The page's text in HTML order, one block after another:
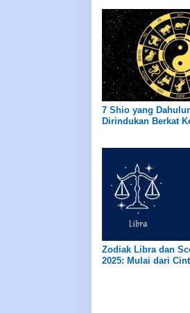
7 Shio yang
Dirindukan Berkat
Zodiak Libra dan
2025: Mulai dari